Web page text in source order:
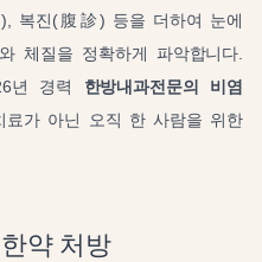
복진(腹診) 등을 더하여 눈에
체질을 정확하게 파악합니다.
년 경력 한방내과전문의 비염
료가 아닌 오직 한 사람을 위한
약 처방